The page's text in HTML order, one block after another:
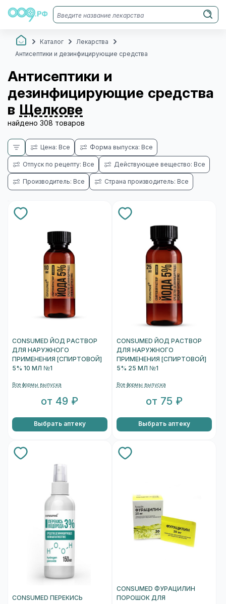
Каталог
Лекарства
Антисептики и дезинфицирующие средства
Антисептики и
дезинфицирующие средства
в Щелкове
найдено 308 товаров
Цена: Все Форма выпуска: Все
Отпуск по рецепту: Все Действующее вещество: Все
Производитель: Все Страна производитель: Все
CONSUMED ЙОД РАСТВОР
ДЛЯ НАРУЖНОГО
ПРИМЕНЕНИЯ [СПИРТОВОЙ]
5% 10 МЛ №1
Все формы выпуска
от 49 ₽
Выбрать аптеку
CONSUMED ЙОД РАСТВОР
ДЛЯ НАРУЖНОГО
ПРИМЕНЕНИЯ [СПИРТОВОЙ]
5% 25 МЛ №1
Все формы выпуска
от 75 ₽
Выбрать аптеку
CONSUMED ПЕРЕКИСЬ
CONSUMED ФУРАЦИЛИН
ПОРОШОК ДЛЯ